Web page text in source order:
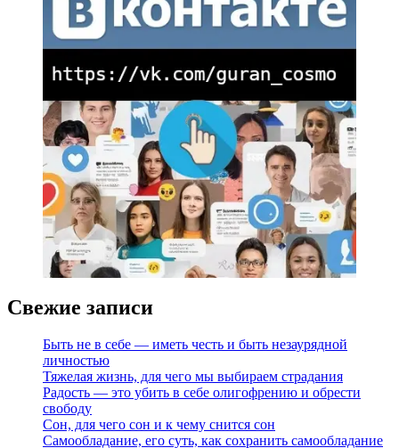
Свежие записи
Быть не в себе — иметь честь и быть незаурядной
личностью
Тяжелая жизнь, для чего мы выбираем страдания
Радость — это убить в себе олигофрению и обрести
свободу
Сон, для чего сон и к чему снится сон
Самообладание, его суть, как сохранить самообладание